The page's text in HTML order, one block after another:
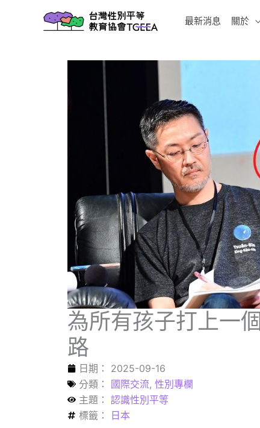
最新消息 關於
為所有孩子打上一
路
日期：
2025-09-16
分類：
國際交流, 性別專欄
主題： 認識性別平等
標籤：
日本